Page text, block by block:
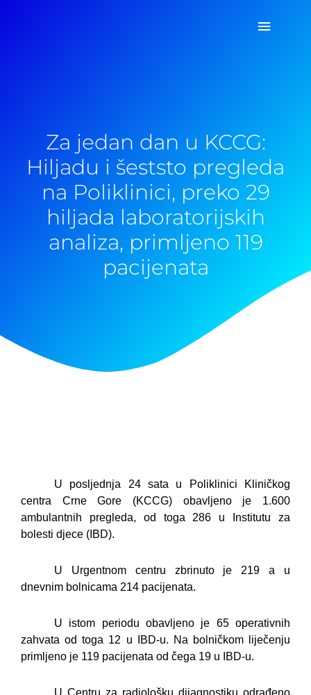
Glavni
Za jedan dan u KCCG:
Hiljadu i šeststo pregleda
na Poliklinici, preko 29
hiljada laboratorijskih
analiza, primljeno 119
pacijenata
U posljednja 24 sata u Poliklinici Kliničkog
centra Crne Gore (KCCG) obavljeno je 1.600
ambulantnih pregleda, od toga 286 u Institutu za
bolesti djece (IBD).
U Urgentnom centru zbrinuto je 219 a u
dnevnim bolnicama 214 pacijenata.
U istom periodu obavljeno je 65 operativnih
zahvata od toga 12 u IBD-u. Na bolničkom liječenju
primljeno je 119 pacijenata od čega 19 u IBD-u.